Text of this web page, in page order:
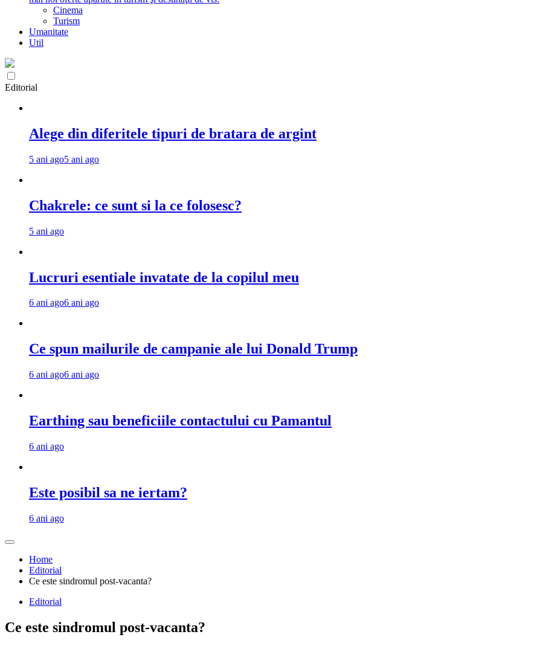
Cinema
Turism
Umanitate
Util
Editorial
Alege din diferitele tipuri de bratara de argint
5 ani ago5 ani ago
Chakrele: ce sunt si la ce folosesc?
5 ani ago
Lucruri esentiale invatate de la copilul meu
6 ani ago6 ani ago
Ce spun mailurile de campanie ale lui Donald Trump
6 ani ago6 ani ago
Earthing sau beneficiile contactului cu Pamantul
6 ani ago
Este posibil sa ne iertam?
6 ani ago
Home
Editorial
Ce este sindromul post-vacanta?
Editorial
Ce este sindromul post-vacanta?